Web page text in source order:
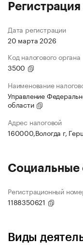
Дата регистрации
20 марта 2026
Код налогового органа
3500
Наименование
Управление
области
Адрес налоговой
160000,Вологда г,
Регистрационный
1188350621
Виды